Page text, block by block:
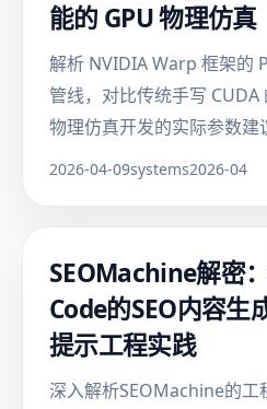
能的 GPU 物理仿真
解析 NVIDIA Warp 框架的
管线，对比传统手写
物理仿真开发的实际参数建
2026-04-09systems2026-04
SEOMachine解密
Code的SEO内容生
提示工程实践
深入解析SEOMachine的工